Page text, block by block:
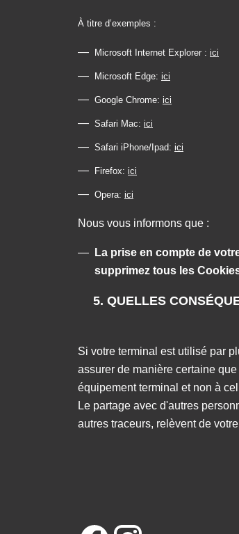
À titre d’exemples :
Microsoft Internet Explorer : ici
Microsoft Edge: ici
Google Chrome: ici
Safari Mac: ici
Safari iPhone/Ipad: ici
Firefox: ici
Opera: ici
Nous vous informons que :
La prise en compte de
supprimez tous les
5. QUELLES
Si votre terminal est utilisé par
assurer de manière certaine
équipement terminal et non à
Le partage avec d'autres
autres traceurs, relèvent de